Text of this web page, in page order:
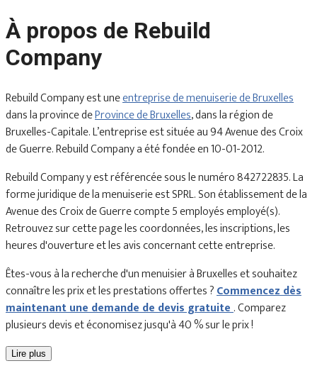
À propos de Rebuild
Company
Rebuild Company est uneentreprise de menuiserie de Bruxelles
dans la province deProvince de Bruxelles, dans la région de
Bruxelles-Capitale. L’entreprise est située au 94 Avenue des Croix
de Guerre. Rebuild Company a été fondée en 10-01-2012.
Rebuild Company y est référencée sous le numéro 842722835. La
forme juridique de la menuiserie est SPRL. Son établissement de la
Avenue des Croix de Guerre compte 5 employés employé(s).
Retrouvez sur cette page les coordonnées, les inscriptions, les
heures d'ouverture et les avis concernant cette entreprise.
Êtes-vous à la recherche d'un menuisier à Bruxelles et souhaitez
connaître les prix et les prestations offertes ?Commencez dès
maintenant une demande de devis gratuite. Comparez
plusieurs devis et économisez jusqu'à 40 % sur le prix !
Lire plus